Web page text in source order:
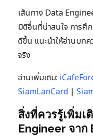
เส้นทาง Data
มิติอื่นที่น่าสนใจ การศึก
ดีขึ้น แนะนำให้อ่านบท
จริง
อ่านเพิ่มเติม:
SiamLanCard |
สิ่งที่ควรรู้เพิ่มเ
Engineer จา